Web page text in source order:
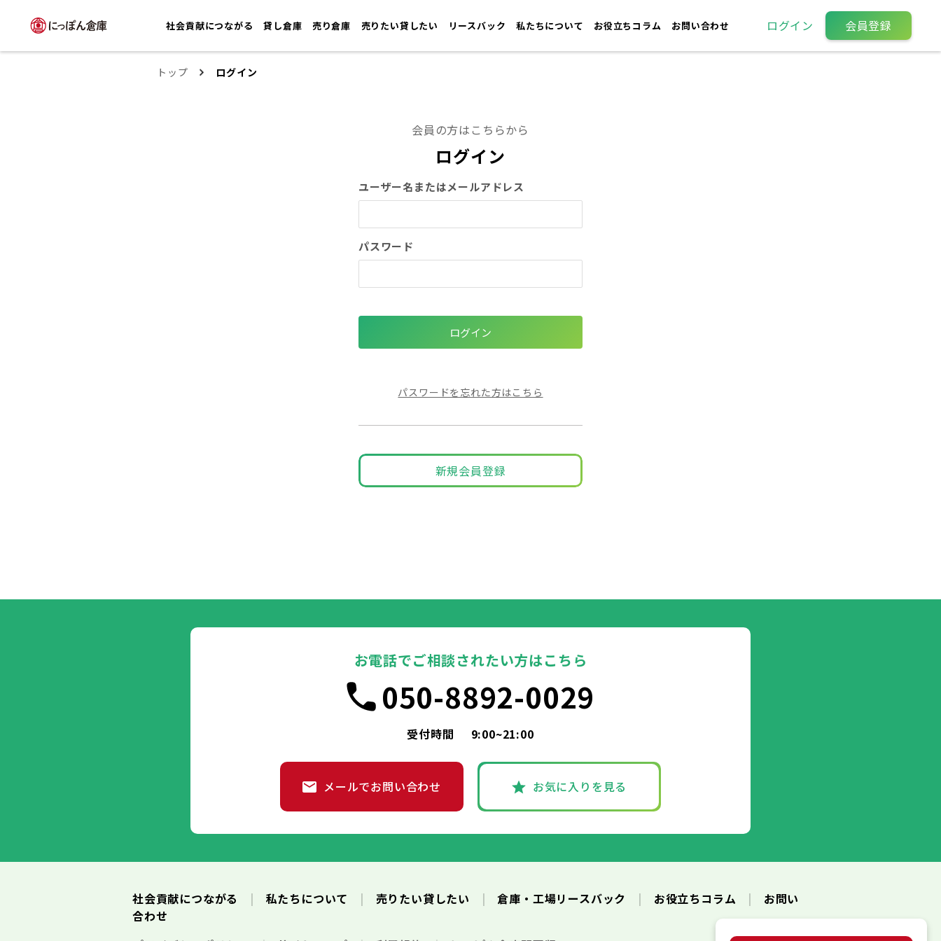
社会貢献につながる 貸し倉庫 売り倉庫 売りたい貸したい リースバック 私たちについて お役立ちコラム お問い合わせ ログイン 会員登録
トップ ログイン
会員の方はこちらから
ログイン
ユーザー名またはメールアドレス
パスワード
パスワードを忘れた方はこちら
新規会員登録
お電話でご相談されたい方はこちら
050-8892-0029
受付時間 9:00~21:00
メールでお問い合わせ お気に入りを見る
社会貢献につながる 私たちについて 売りたい貸したい 倉庫・工場リースバック お役立ちコラム
お問い
合わせ